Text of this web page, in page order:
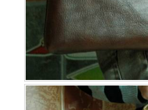
Túi đựng
Bao da Samsung